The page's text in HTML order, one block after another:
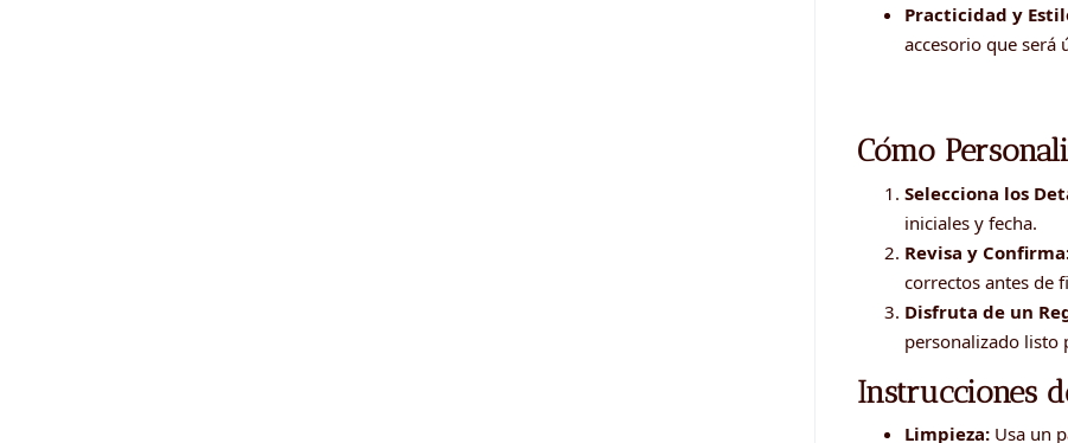
Practicidad y
accesorio que será
Cómo
Selecciona los
iniciales y fecha.
Revisa y
correctos antes de
Disfruta de un
personalizado listo
Instrucciones
Limpieza: Usa un